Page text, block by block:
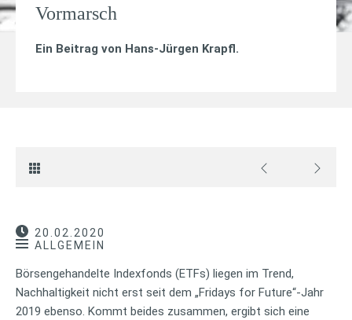
Vormarsch
Ein Beitrag von Hans-Jürgen Krapfl.
20.02.2020
ALLGEMEIN
Börsengehandelte Indexfonds (ETFs) liegen im Trend,
Nachhaltigkeit nicht erst seit dem „Fridays for Future“-Jahr
2019 ebenso. Kommt beides zusammen, ergibt sich eine